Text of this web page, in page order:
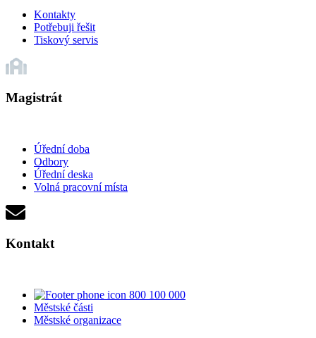
Kontakty
Potřebuji řešit
Tiskový servis
Magistrát
Úřední doba
Odbory
Úřední deska
Volná pracovní místa
Kontakt
800 100 000
Městské části
Městské organizace